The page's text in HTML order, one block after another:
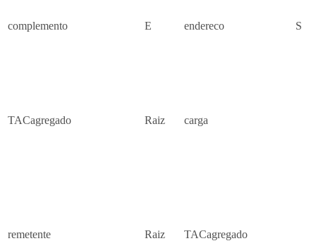
complemento E endereco S
TACagregado Raiz carga
remetente Raiz TACagregado